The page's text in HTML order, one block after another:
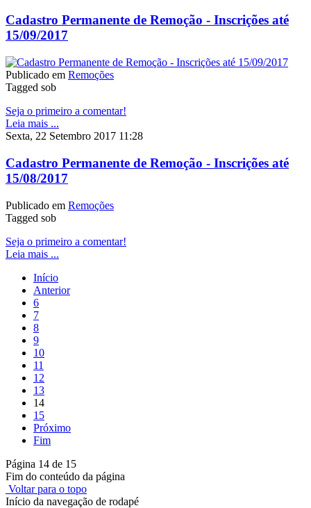
Cadastro Permanente de Remoção - Inscrições até
15/09/2017
Publicado em Remoções
Tagged sob
Seja o primeiro a comentar!
Leia mais ...
Sexta, 22 Setembro 2017 11:28
Cadastro Permanente de Remoção - Inscrições até
15/08/2017
Publicado em Remoções
Tagged sob
Seja o primeiro a comentar!
Leia mais ...
Início
Anterior
6
7
8
9
10
11
12
13
14
15
Próximo
Fim
Página 14 de 15
Fim do conteúdo da página
Voltar para o topo
Início da navegação de rodapé